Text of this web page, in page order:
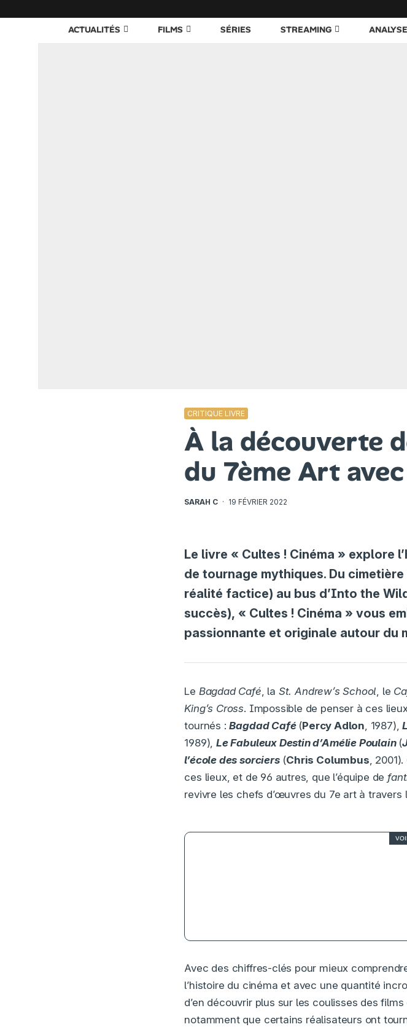
ACTUALITÉS FILMS SÉRIES STREAMING
CRITIQUE LIVRE
À la découverte
du 7ème Art
SARAH C · 19 FÉVRIER 2022
Le livre « Cultes ! Cinéma » explore
de tournage mythiques. Du
réalité factice) au bus d’Into the
succès), « Cultes ! Cinéma » vous
passionnante et originale autour du
Le Bagdad Café, la St. Andrew’s School, le
King’s Cross. Impossible de penser à ces
tournés :Bagdad Café (Percy Adlon, 1987),
1989),Le Fabuleux Destin d’Amélie Poulain (
l’école des sorciers(Chris Columbus,
ces lieux, et de 96 autres, que l’équipe de
revivre les chefs d’œuvres du 7e art à
Avec des chiffres-clés pour mieux
l’histoire du cinéma et avec une quantité
d’en découvrir plus sur les coulisses des
notamment que certains réalisateurs ont